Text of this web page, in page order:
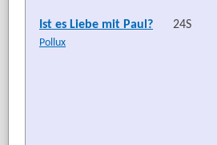
Ist es Liebe mit Paul?
Pollux
24S